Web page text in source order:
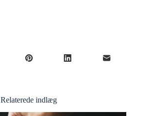
Relaterede indlæg